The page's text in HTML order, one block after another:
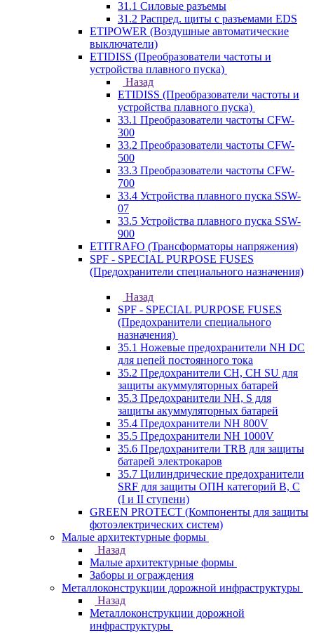
31.1 Силовые разъемы
31.2 Распред. щиты с разъемами EDS
ETIPOWER (Воздушные автоматические
выключатели)
ETIDISS (Преобразователи частоты и
устройства плавного пуска)
Назад
ETIDISS (Преобразователи частоты и
устройства плавного пуска)
33.1 Преобразователи частоты CFW-
300
33.2 Преобразователи частоты CFW-
500
33.3 Преобразователи частоты CFW-
700
33.4 Устройства плавного пуска SSW-
07
33.5 Устройства плавного пуска SSW-
900
ETITRAFO (Трансформаторы напряжения)
SPF - SPECIAL PURPOSE FUSES
(Предохранители специального назначения)
Назад
SPF - SPECIAL PURPOSE FUSES
(Предохранители специального
назначения)
35.1 Ножевые предохранители NH DC
для цепей постоянного тока
35.2 Предохранители CH, CH SU для
защиты акуммуляторных батарей
35.3 Предохранители NH, S для
защиты акуммуляторных батарей
35.4 Предохранители NH 800V
35.5 Предохранители NH 1000V
35.6 Предохранители TRB для защиты
батарей электрокаров
35.7 Цилиндрические предохранители
SRF для защиты ОПН категорий B, C
(I и II ступени)
GREEN PROTECT (Компоненты для защиты
фотоэлектрических систем)
Малые архитектурные формы
Назад
Малые архитектурные формы
Заборы и ограждения
Металлоконструкции дорожной инфраструктуры
Назад
Металлоконструкции дорожной
инфраструктуры